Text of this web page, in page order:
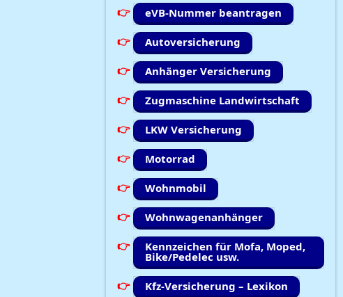
eVB-Nummer beantragen
Autoversicherung
Anhänger Versicherung
Zugmaschine Landwirtschaft
LKW Versicherung
Motorrad
Wohnmobil
Wohnwagenanhänger
Kennzeichen für Mofa, Moped,
Bike/Pedelec usw.
Kfz-Versicherung – Lexikon